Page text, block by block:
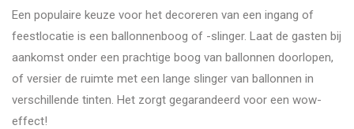
Een populaire keuze voor het decoreren van een ingang of
feestlocatie is een ballonnenboog of -slinger. Laat de gasten bij
aankomst onder een prachtige boog van ballonnen doorlopen,
of versier de ruimte met een lange slinger van ballonnen in
verschillende tinten. Het zorgt gegarandeerd voor een wow-
effect!